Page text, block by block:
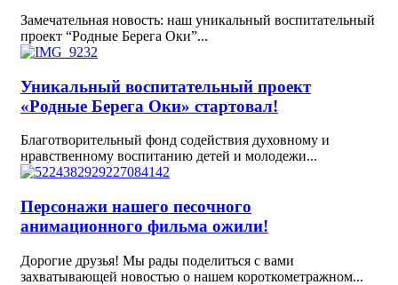
Замечательная новость: наш уникальный воспитательный
проект “Родные Берега Оки”...
Уникальный воспитательный проект
«Родные Берега Оки» стартовал!
Благотворительный фонд содействия духовному и
нравственному воспитанию детей и молодежи...
Персонажи нашего песочного
анимационного фильма ожили!
Дорогие друзья! Мы рады поделиться с вами
захватывающей новостью о нашем короткометражном...